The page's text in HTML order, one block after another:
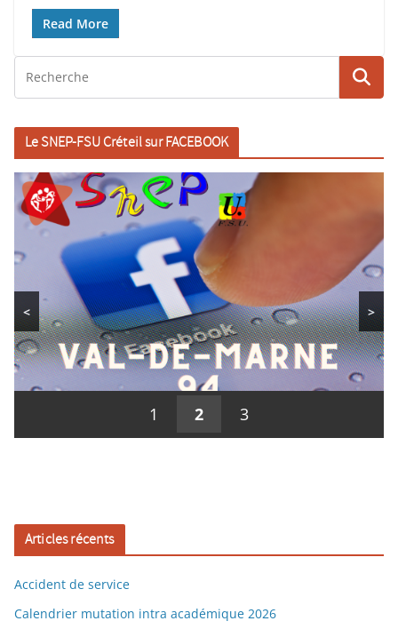
Read More
Le SNEP-FSU Créteil sur FACEBOOK
< >
1 2 3
Articles récents
Accident de service
Calendrier mutation intra académique 2026